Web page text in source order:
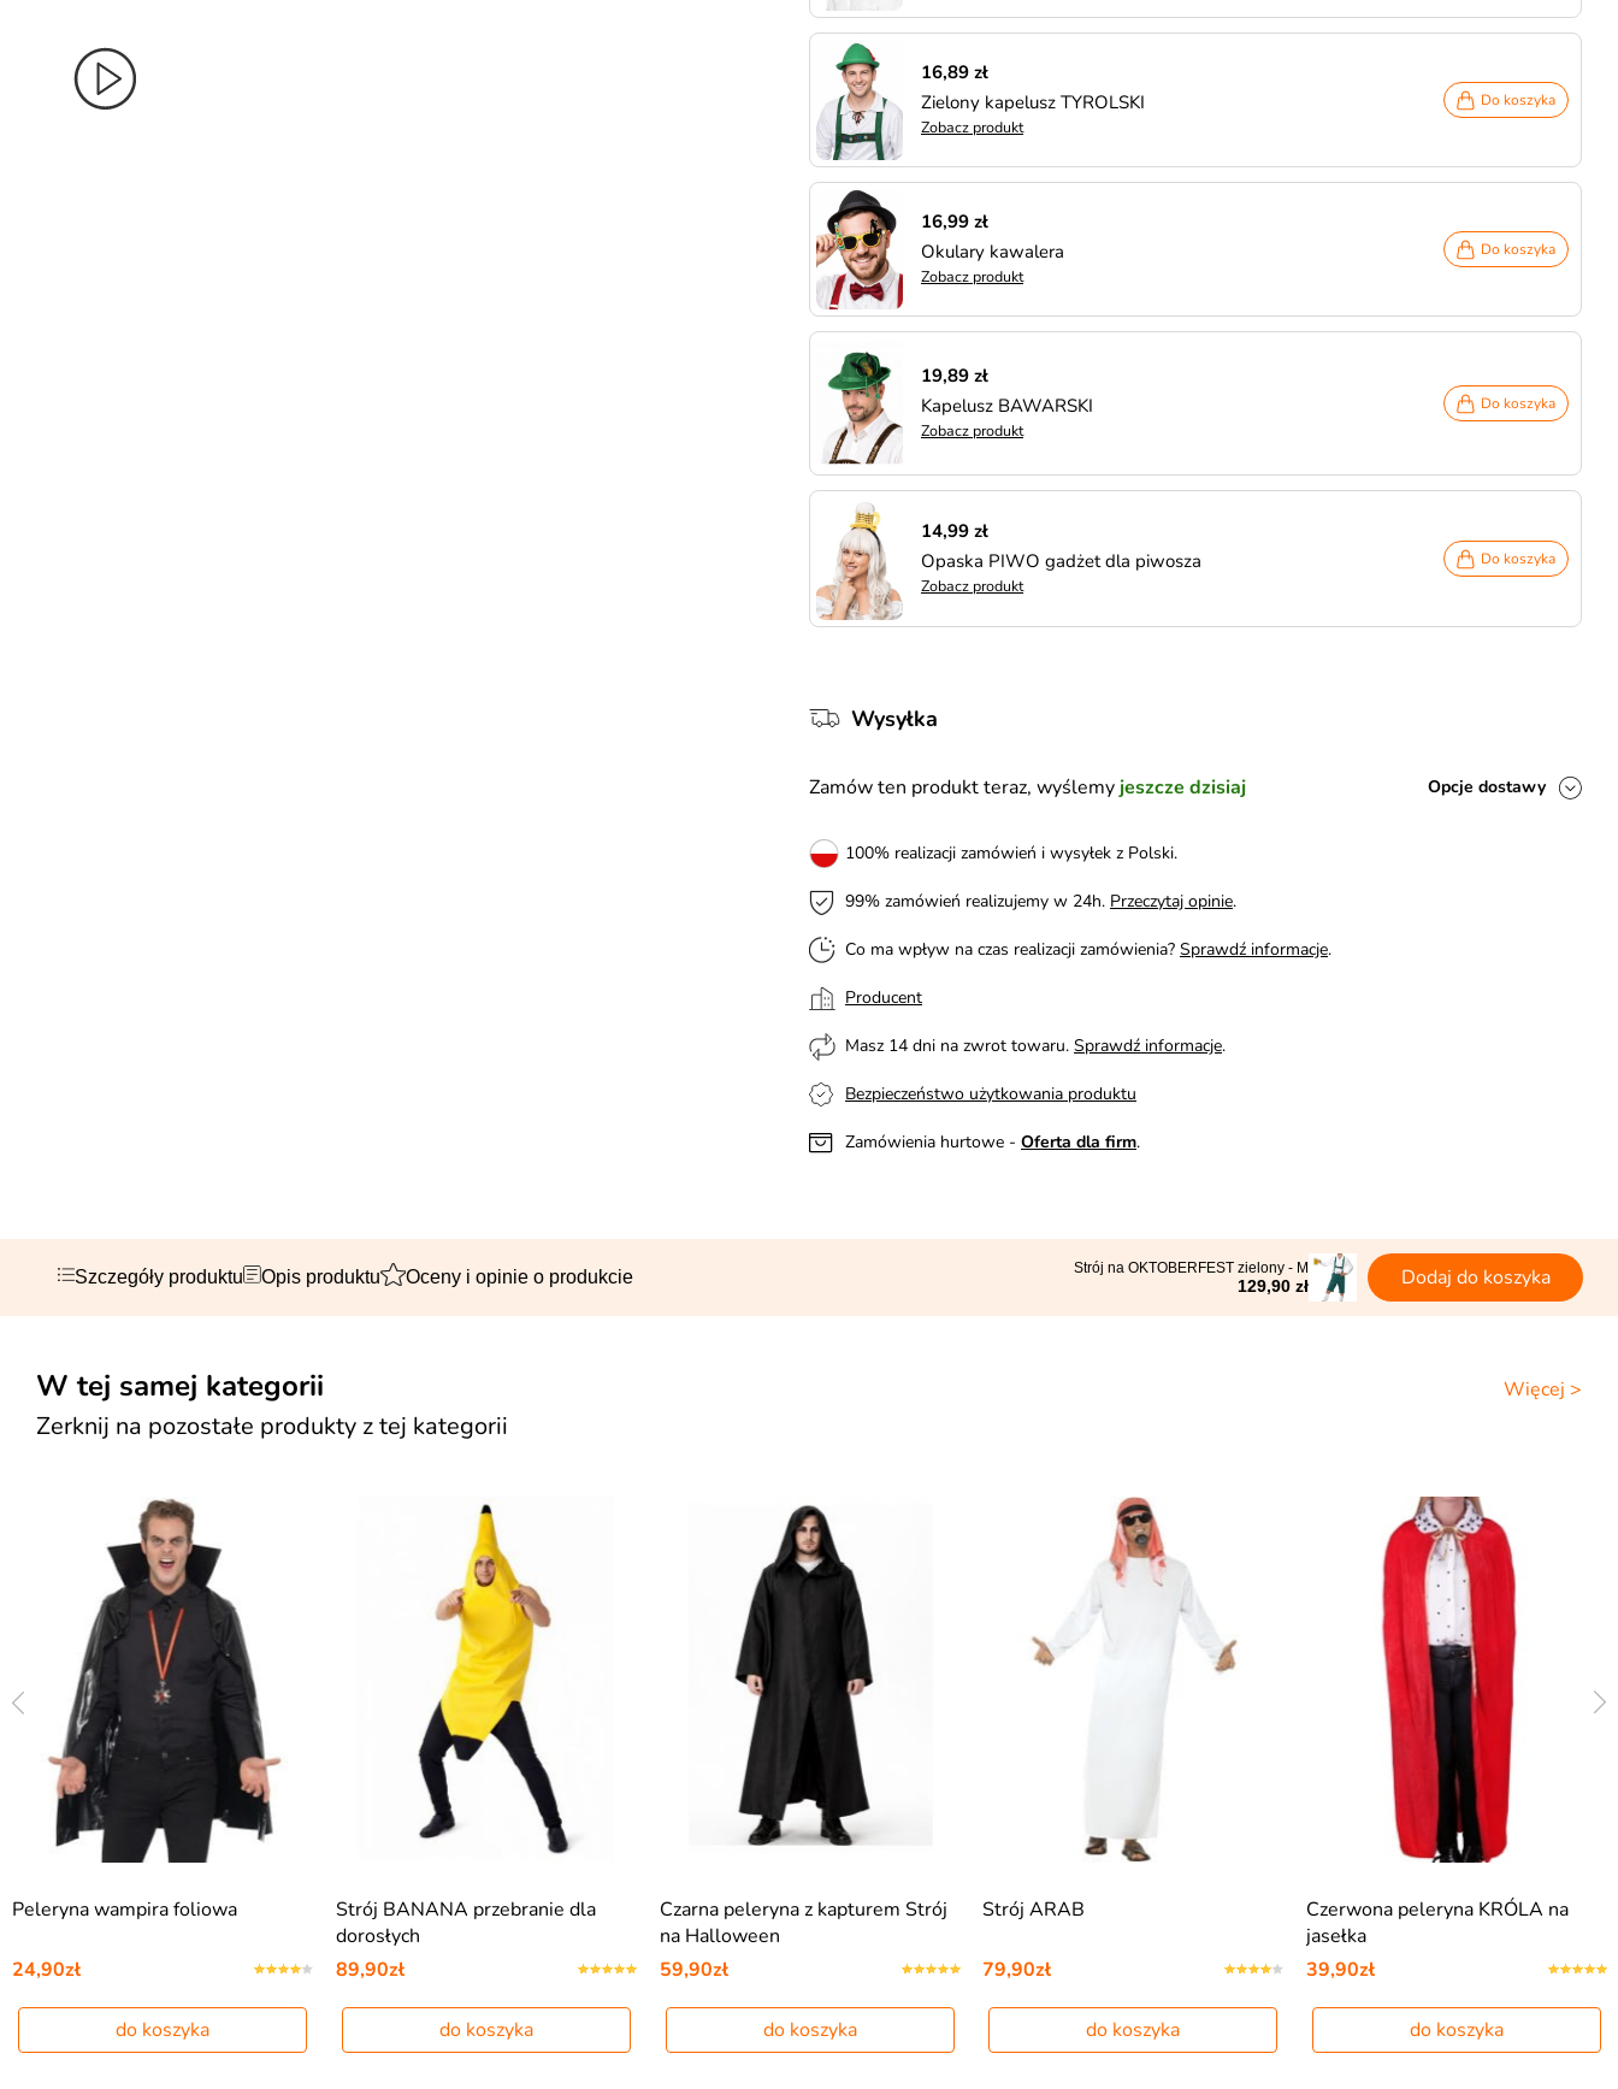
16,89 zł
Zielony kapelusz TYROLSKI
Zobacz produkt
Do koszyka
16,99 zł
Okulary kawalera
Zobacz produkt
Do koszyka
19,89 zł
Kapelusz BAWARSKI
Zobacz produkt
Do koszyka
14,99 zł
Opaska PIWO gadżet dla piwosza
Zobacz produkt
Do koszyka
Wysyłka
Zamów ten produkt teraz, wyślemy jeszcze dzisiaj Opcje dostawy
100% realizacji zamówień i wysyłek z Polski.
99% zamówień realizujemy w 24h. Przeczytaj opinie.
Co ma wpływ na czas realizacji zamówienia? Sprawdź informacje.
Producent
Masz 14 dni na zwrot towaru. Sprawdź informacje.
Bezpieczeństwo użytkowania produktu
Zamówienia hurtowe - Oferta dla firm.
Szczegóły produktu Opis produktu Oceny i opinie o produkcie Strój na OKTOBERFEST zielony - M
129,90 zł Dodaj do koszyka
Więcej >
W tej samej kategorii
Zerknij na pozostałe produkty z tej kategorii
Peleryna wampira foliowa
24,90zł
do koszyka
Strój BANANA przebranie dla
dorosłych
89,90zł
do koszyka
Czarna peleryna z kapturem Strój
na Halloween
59,90zł
do koszyka
Strój ARAB
79,90zł
do koszyka
Czerwona peleryna KRÓLA na
jasełka
39,90zł
do koszyka